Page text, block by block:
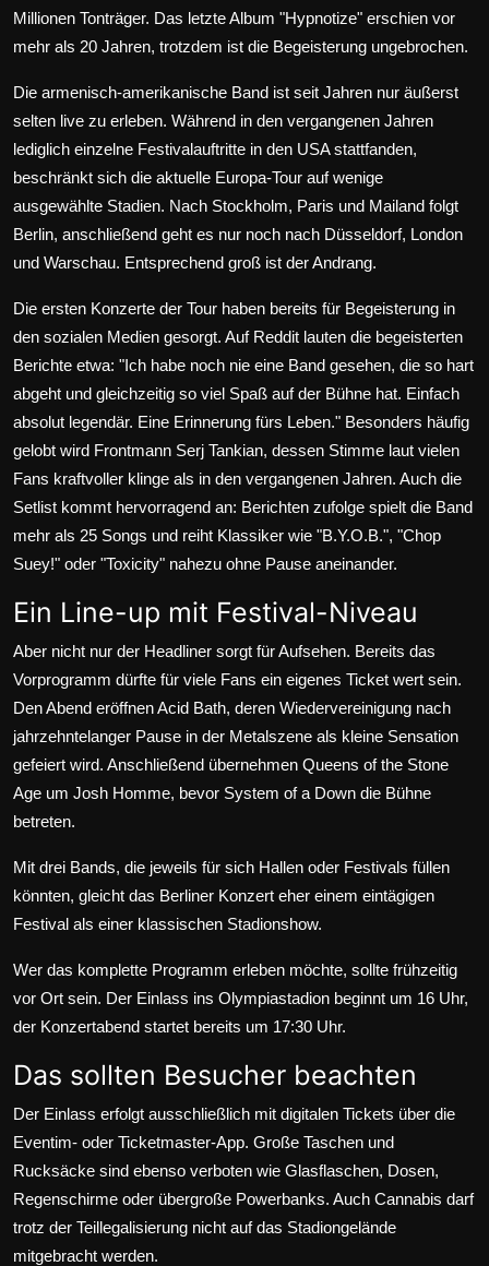
Millionen Tonträger. Das letzte Album "Hypnotize" erschien vor
mehr als 20 Jahren, trotzdem ist die Begeisterung ungebrochen.
Die armenisch-amerikanische Band ist seit Jahren nur äußerst
selten live zu erleben. Während in den vergangenen Jahren
lediglich einzelne Festivalauftritte in den USA stattfanden,
beschränkt sich die aktuelle Europa-Tour auf wenige
ausgewählte Stadien. Nach Stockholm, Paris und Mailand folgt
Berlin, anschließend geht es nur noch nach Düsseldorf, London
und Warschau. Entsprechend groß ist der Andrang.
Die ersten Konzerte der Tour haben bereits für Begeisterung in
den sozialen Medien gesorgt. Auf Reddit lauten die begeisterten
Berichte etwa: "Ich habe noch nie eine Band gesehen, die so hart
abgeht und gleichzeitig so viel Spaß auf der Bühne hat. Einfach
absolut legendär. Eine Erinnerung fürs Leben." Besonders häufig
gelobt wird Frontmann Serj Tankian, dessen Stimme laut vielen
Fans kraftvoller klinge als in den vergangenen Jahren. Auch die
Setlist kommt hervorragend an: Berichten zufolge spielt die Band
mehr als 25 Songs und reiht Klassiker wie "B.Y.O.B.", "Chop
Suey!" oder "Toxicity" nahezu ohne Pause aneinander.
Ein Line-up mit Festival-Niveau
Aber nicht nur der Headliner sorgt für Aufsehen. Bereits das
Vorprogramm dürfte für viele Fans ein eigenes Ticket wert sein.
Den Abend eröffnen Acid Bath, deren Wiedervereinigung nach
jahrzehntelanger Pause in der Metalszene als kleine Sensation
gefeiert wird. Anschließend übernehmen Queens of the Stone
Age um Josh Homme, bevor System of a Down die Bühne
betreten.
Mit drei Bands, die jeweils für sich Hallen oder Festivals füllen
könnten, gleicht das Berliner Konzert eher einem eintägigen
Festival als einer klassischen Stadionshow.
Wer das komplette Programm erleben möchte, sollte frühzeitig
vor Ort sein. Der Einlass ins Olympiastadion beginnt um 16 Uhr,
der Konzertabend startet bereits um 17:30 Uhr.
Das sollten Besucher beachten
Der Einlass erfolgt ausschließlich mit digitalen Tickets über die
Eventim- oder Ticketmaster-App. Große Taschen und
Rucksäcke sind ebenso verboten wie Glasflaschen, Dosen,
Regenschirme oder übergroße Powerbanks. Auch Cannabis darf
trotz der Teillegalisierung nicht auf das Stadiongelände
mitgebracht werden.